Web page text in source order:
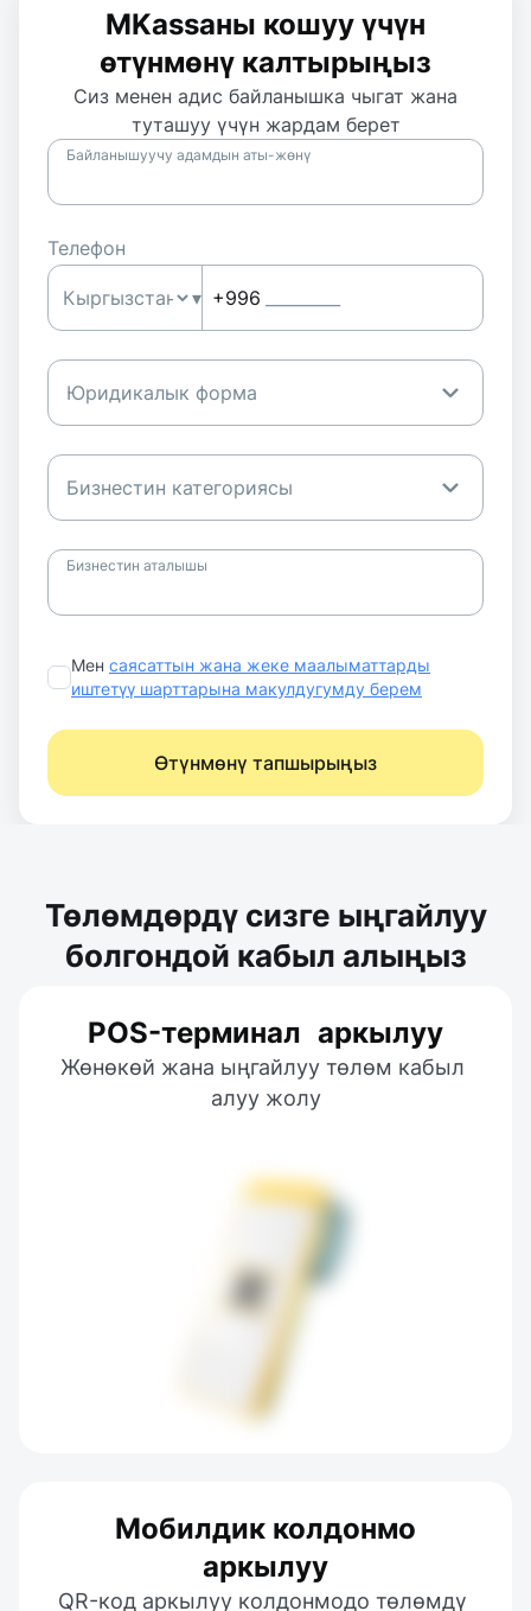
MKassaны кошуу үчүн
өтүнмөнү калтырыңыз
Сиз менен адис байланышка чыгат жана
туташуу үчүн жардам берет
Байланышуучу адамдын аты-жөнү
Телефон
▾ +996
Юридикалык форма
Бизнестин категориясы
Бизнестин аталышы
Мен саясаттын жана жеке маалыматтарды
иштетүү шарттарына макулдугумду берем
Өтүнмөнү тапшырыңыз
Төлөмдөрдү сизге ыңгайлуу
болгондой кабыл алыңыз
POS-терминал аркылуу
Жөнөкөй жана ыңгайлуу төлөм кабыл
алуу жолу
Мобилдик колдонмо
аркылуу
QR-код аркылуу колдонмодо төлөмдү